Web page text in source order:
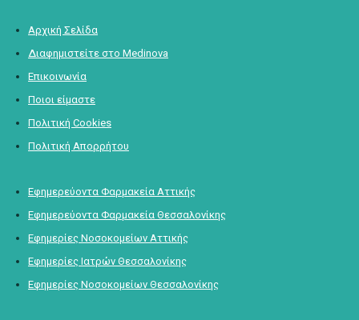
Αρχική Σελίδα
Διαφημιστείτε στο Medinova
Επικοινωνία
Ποιοι είμαστε
Πολιτική Cookies
Πολιτική Απορρήτου
Εφημερεύοντα Φαρμακεία Αττικής
Εφημερεύοντα Φαρμακεία Θεσσαλονίκης
Εφημερίες Νοσοκομείων Αττικής
Εφημερίες Ιατρών Θεσσαλονίκης
Εφημερίες Νοσοκομείων Θεσσαλονίκης